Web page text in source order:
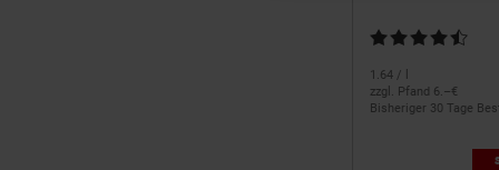
1. 64 / l
zzgl. Pfand 6.–€
Bisheriger 30 Tage